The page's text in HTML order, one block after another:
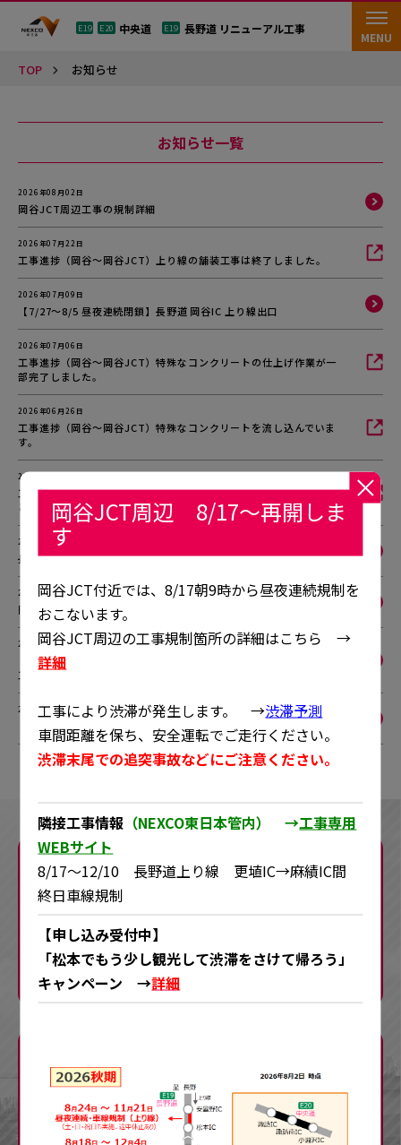
E19 E20 中央道 E19 長野道 リニューアル工事
MENU
TOP お知らせ
お知らせ一覧
2026年08月02日
岡谷JCT周辺工事の規制詳細
2026年07月22日
工事進捗（岡谷～岡谷JCT）上り線の舗装工事は終了しました。
2026年07月09日
【7/27～8/5 昼夜連続閉鎖】長野道 岡谷IC 上り線出口
2026年07月06日
工事進捗（岡谷～岡谷JCT）特殊なコンクリートの仕上げ作業が一
部完了しました。
2026年06月26日
工事進捗（岡谷～岡谷JCT）特殊なコンクリートを流し込んでいま
す。
2026年06月04日
工事進捗（岡谷～岡谷JCT）古い床版のコンクリートの撤去作業な
どをおこなっています。
2026年05月21日
長野道上り線（中央道方面） 規制計画の一部変更のお知らせ
2026年04月17日
岡谷JCT周辺では高速道路上でも所要時間をお知らせします。
2026年03月24日
【中央道（八王子JCT～八王子）】4/1～、工事する車線の切り替え
工事をおこないます。
2026年03月19日
【ご注意ください】岡谷JCT周辺の交通事故注意箇所
1 2
お知らせ
渋滞予測 迂回ルート
岡谷JCT周辺 8/17～再開しま
す
岡谷JCT付近では、8/17朝9時から昼夜連続規制を
おこないます。
岡谷JCT周辺の工事規制箇所の詳細はこちら →
詳細
工事により渋滞が発生します。 →渋滞予測
車間距離を保ち、安全運転でご走行ください。
渋滞末尾での追突事故などにご注意ください。
隣接工事情報 （NEXCO東日本管内） →工事専用
WEBサイト
8/17～12/10 長野道上り線 更埴IC→麻績IC間
終日車線規制
【申し込み受付中】
「松本でもう少し観光して渋滞をさけて帰ろう」
キャンペーン →詳細